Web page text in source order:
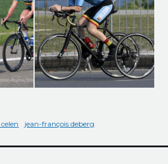
jean-françois deberg